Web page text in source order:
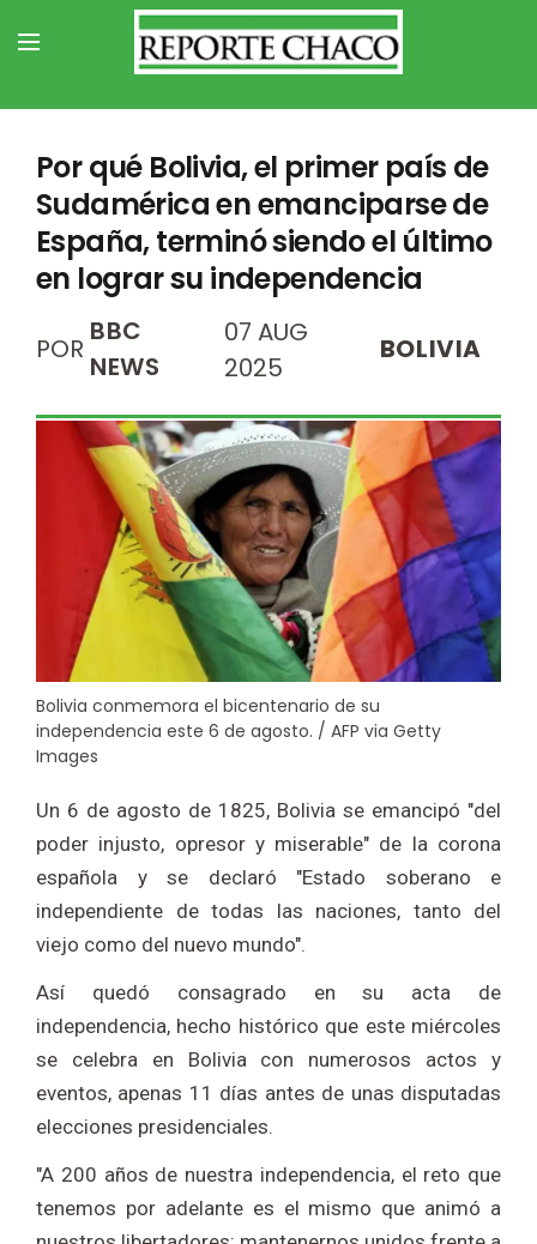
Por qué Bolivia, el primer país de
Sudamérica en emanciparse de
España, terminó siendo el último
en lograr su independencia
POR
BBC
NEWS
07 AUG
2025
BOLIVIA
Bolivia conmemora el bicentenario de su
independencia este 6 de agosto. / AFP via Getty
Images
Un 6 de agosto de 1825, Bolivia se emancipó "del
poder injusto, opresor y miserable" de la corona
española y se declaró "Estado soberano e
independiente de todas las naciones, tanto del
viejo como del nuevo mundo".
Así quedó consagrado en su acta de
independencia, hecho histórico que este miércoles
se celebra en Bolivia con numerosos actos y
eventos, apenas 11 días antes de unas disputadas
elecciones presidenciales.
"A 200 años de nuestra independencia, el reto que
tenemos por adelante es el mismo que animó a